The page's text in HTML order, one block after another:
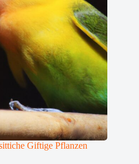
Giftige Pflanzen